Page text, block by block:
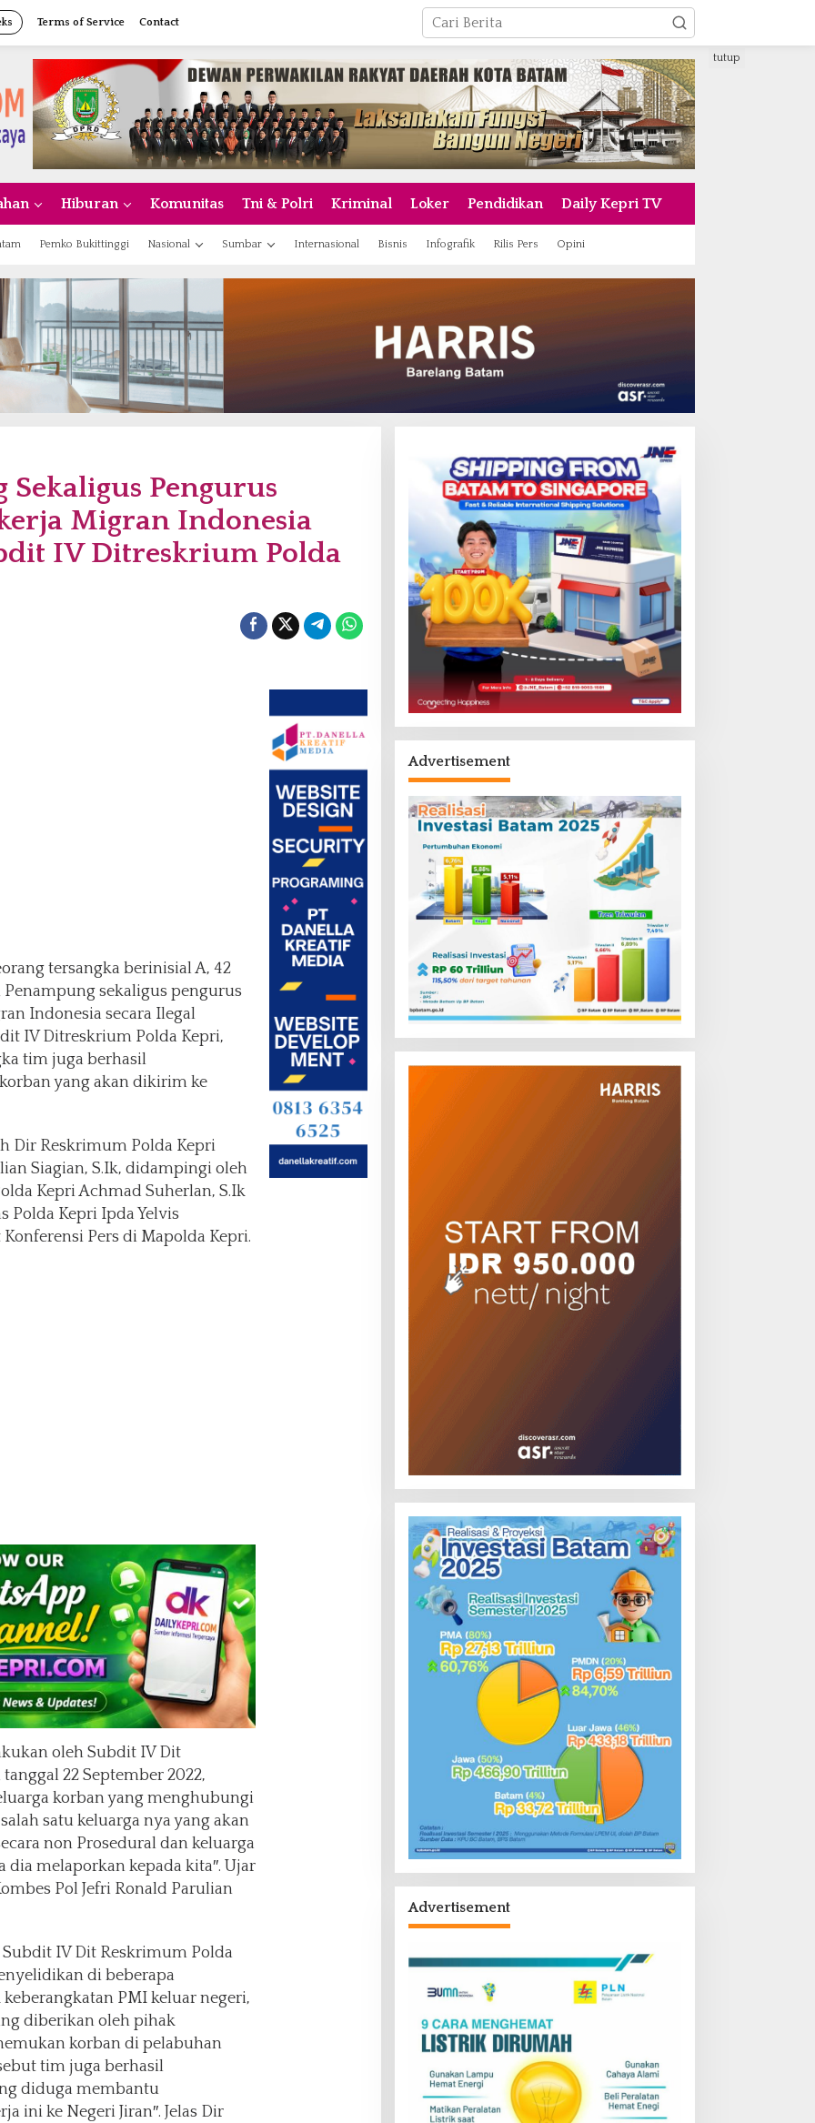
Terms of Service Contact
Hiburan Komunitas Tni & Polri Kriminal Loker Pendidikan Daily Kepri TV
Pemko Bukittinggi Nasional Sumbar Internasional Bisnis Infografik Rilis Pers Opini
tutup
Sekaligus Pengurus
Migran Indonesia
IV Ditreskrium Polda
tersangka berinisial A, 42
sekaligus pengurus
Indonesia secara Ilegal
IV Ditreskrium Polda Kepri,
tim juga berhasil
yang akan dikirim ke
Dir Reskrimum Polda Kepri
Siagian, S.Ik, didampingi oleh
Kepri Achmad Suherlan, S.Ik
Polda Kepri Ipda Yelvis
Pers di Mapolda Kepri.
oleh Subdit IV Dit
22 September 2022,
korban yang menghubungi
satu keluarga nya yang akan
non Prosedural dan keluarga
melaporkan kepada kita″. Ujar
Pol Jefri Ronald Parulian
IV Dit Reskrimum Polda
di beberapa
PMI keluar negeri,
diberikan oleh pihak
korban di pelabuhan
tim juga berhasil
diduga membantu
ini ke Negeri Jiran″. Jelas Dir
Advertisement
Advertisement